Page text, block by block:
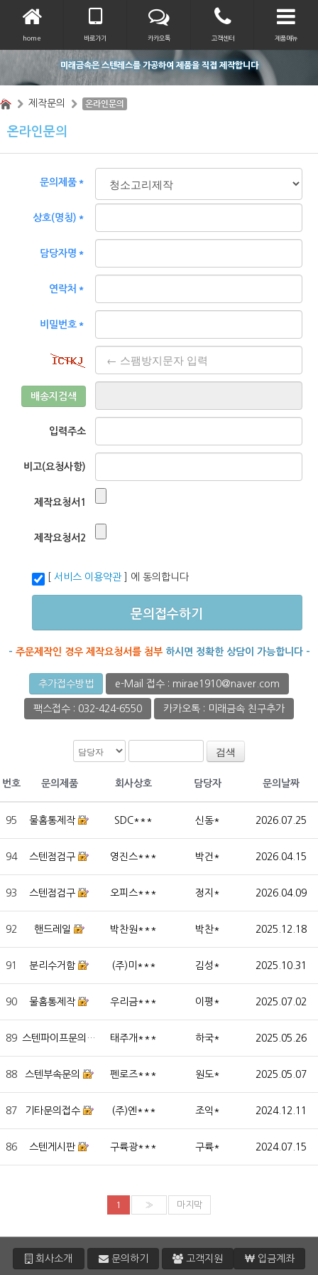
home 바로가기 카카오톡 고객센터 제품메뉴
미래금속은 스텐레스를 가공하여 제품을 직접 제작합니다
제작문의 온라인문의
온라인문의
문의제품＊
상호(명칭)＊
담당자명＊
연락처＊
비밀번호＊
배송지검색
입력주소
비고(요청사항)
제작요청서1
제작요청서2
[ 서비스 이용약관] 에 동의합니다
문의접수하기
- 주문제작인 경우 제작요청서를 첨부하시면 정확한 상담이 가능합니다 -
추가접수방법 e-Mail 접수 : mirae1910@naver.com
팩스접수 : 032-424-6550 카카오톡 : 미래금속 친구추가
검색
번호 문의제품 회사상호 담당자 문의날짜
95 물홈통제작 SDC*** 신동* 2026.07.25
94 스텐점검구 영진스*** 박건* 2026.04.15
93 스텐점검구 오피스*** 정지* 2026.04.09
92 핸드레일 박찬원*** 박찬* 2025.12.18
91 분리수거함 (주)미*** 김성* 2025.10.31
90 물홈통제작 우리금*** 이평* 2025.07.02
89 스텐파이프문의 태주개*** 하국* 2025.05.26
88 스텐부속문의 펜로즈*** 원도* 2025.05.07
87 기타문의접수 (주)엔*** 조익* 2024.12.11
86 스텐게시판 구륙광*** 구륙* 2024.07.15
1 » 마지막
회사소개 문의하기 고객지원 입금계좌